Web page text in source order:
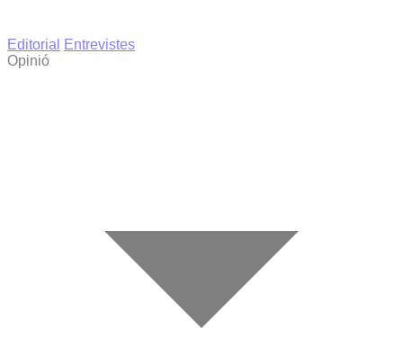
Editorial
Entrevistes
Opinió